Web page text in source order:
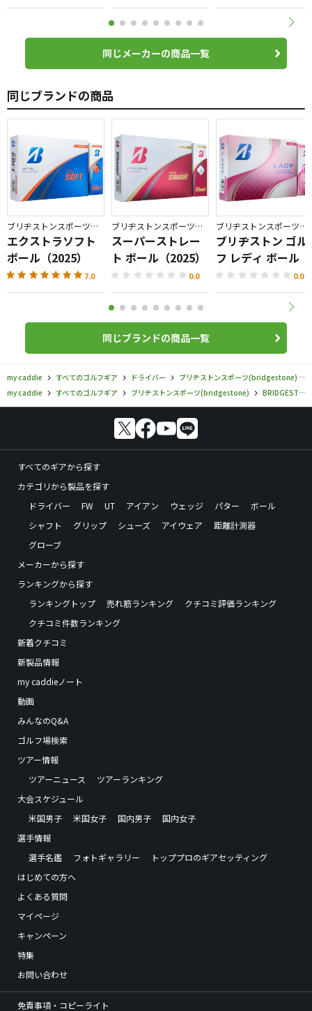
同じメーカーの商品一覧
同じブランドの商品
ブリヂストンスポーツ／BRIDGESTONE GOLF
エクストラソフト
ボール（2025）
7.0
ブリヂストンスポーツ／BRIDGESTONE GOLF
スーパーストレー
ト ボール（2025）
0.0
ブリヂストンスポーツ／BRIDGESTONE GOLF
ブリヂストン ゴル
フ レディ ボール
0.0
同じブランドの商品一覧
my caddie すべてのゴルフギア ドライバー ブリヂストンスポーツ(bridgestone)
my caddie
すべてのゴルフギア ブリヂストンスポーツ(bridgestone) BRIDGESTONE GOLF
すべてのギアから探す
カテゴリから製品を探す
ドライバー
FW UT アイアン ウェッジ パター
ボール
シャフト
グリップ シューズ アイウェア
距離計測器
グローブ
メーカーから探す
ランキングから探す
ランキングトップ
売れ筋ランキング
クチコミ評価ランキング
クチコミ件数ランキング
新着クチコミ
新製品情報
my caddieノート
動画
みんなのQ&A
ゴルフ場検索
ツアー情報
ツアーニュース
ツアーランキング
大会スケジュール
米国男子
米国女子 国内男子
国内女子
選手情報
選手名鑑
フォトギャラリー
トッププロのギアセッティング
はじめての方へ
よくある質問
マイページ
キャンペーン
特集
お問い合わせ
免責事項・コピーライト